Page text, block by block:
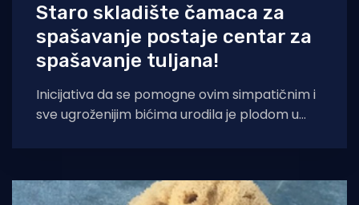
Staro skladište čamaca za
spašavanje postaje centar za
spašavanje tuljana!
Inicijativa da se pomogne ovim simpatičnim i
sve ugroženijim bićima urodila je plodom u
Sjevernog